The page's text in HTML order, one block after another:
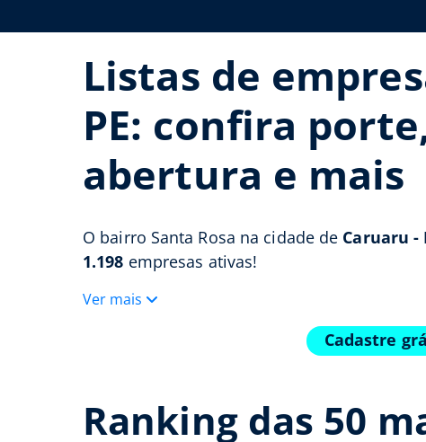
Listas de
PE: confira
abertura e mais
O bairro Santa Rosa na cidade de Caruaru -
1.198 empresas ativas!
Ver mais
Cadastre
Ranking das 50